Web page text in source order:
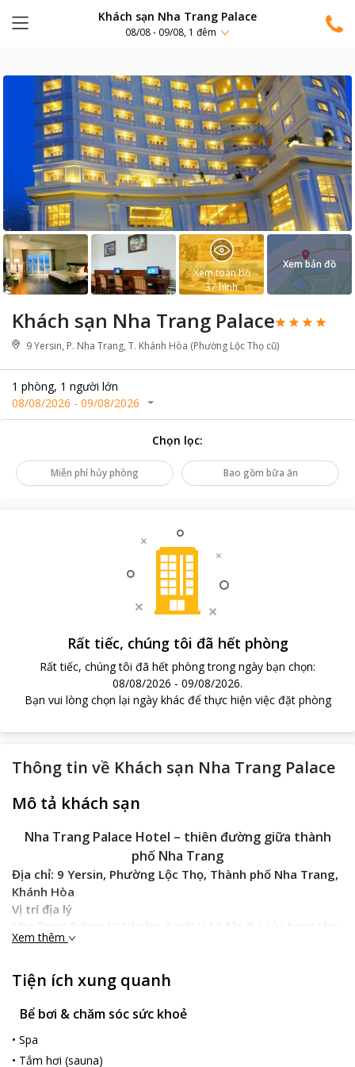
Khách sạn Nha Trang Palace
08/08 - 09/08, 1 đêm
Khách sạn Nha Trang Palace
9 Yersin, P. Nha Trang, T. Khánh Hòa (Phường Lộc Thọ cũ)
1 phòng, 1 người lớn
08/08/2026 - 09/08/2026
Xem toàn bộ
37hình
Xem bản đồ
Chọn lọc:
Miễn phí hủy phòng Bao gồm bữa ăn
Rất tiếc, chúng tôi đã hết phòng
Rất tiếc, chúng tôi đã hết phòng trong ngày bạn chọn:
08/08/2026 - 09/08/2026.
Bạn vui lòng chọn lại ngày khác để thực hiện việc đặt phòng
Thông tin về Khách sạn Nha Trang Palace
Mô tả khách sạn
Nha Trang Palace Hotel – thiên đường giữa thành
phố Nha Trang
Địa chỉ: 9 Yersin, Phường Lộc Thọ, Thành phố Nha Trang,
Khánh Hòa
Vị trí địa lý
Nha Trang Palace Hotel nằm ở một vị trí đắc địa của trung tâm
thành phố Nha Trang – thành phố biển được nhiều khách du lịch
ra, xung quanh Nha Trang Place Hotel
du lịch lý tưởng của thành phố Nha Trang như: Bảo tàng Khánh
Hòa, Bảo tàng Alexandre và Chợ Đầm…
Place Hotel còn rất gần các trung tâm mua sắm, khu thương
mại và sân bay Nha Trang thuận lợi cho việc mua sắm, đi lại của
Xem thêm
Tiện ích xung quanh
Bể bơi & chăm sóc sức khoẻ
• Spa
• Tắm hơi (sauna)